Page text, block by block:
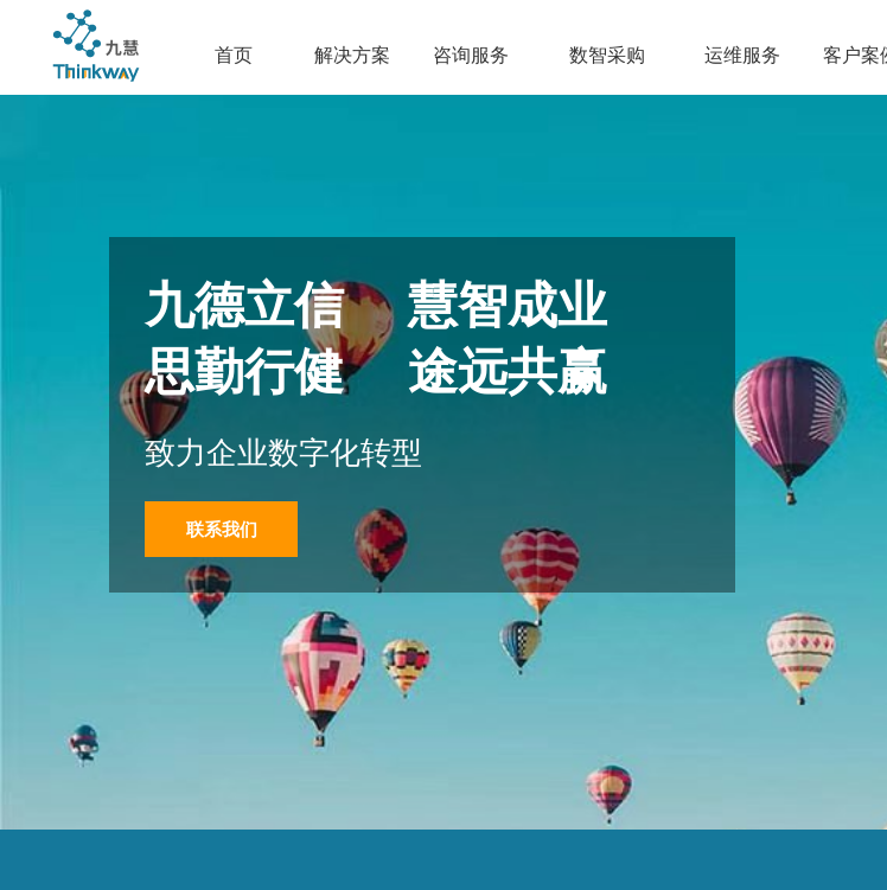
首页 解决方案 咨询服务 数智采购 运维服务 客户案
九德立信 慧智成业
思勤行健 途远共赢
致力企业数字化转型
联系我们